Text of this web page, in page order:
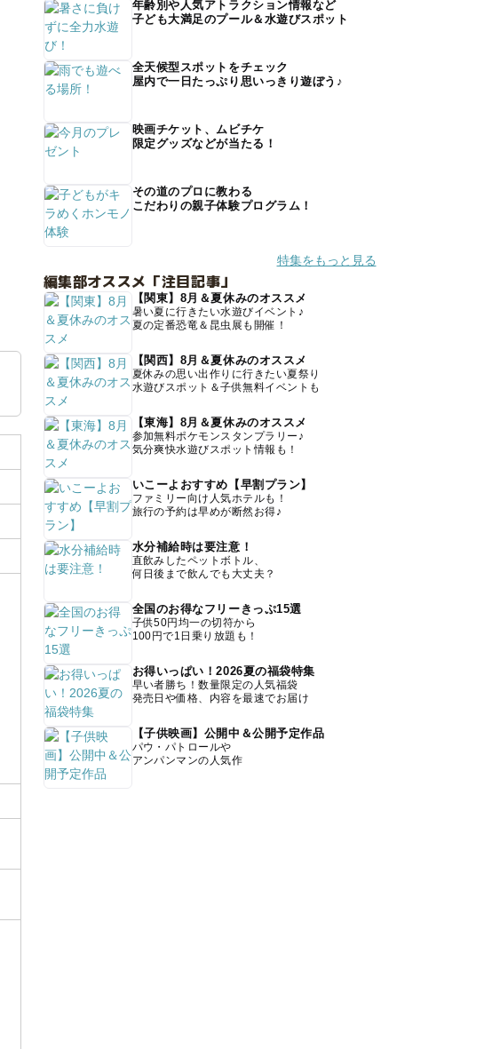
年齢別や人気アトラクション情報など
子ども大満足のプール＆水遊びスポット
全天候型スポットをチェック
屋内で一日たっぷり思いっきり遊ぼう♪
映画チケット、ムビチケ
限定グッズなどが当たる！
その道のプロに教わる
こだわりの親子体験プログラム！
特集をもっと見る
編集部オススメ「注目記事」
【関東】8月＆夏休みのオススメ
暑い夏に行きたい水遊びイベント♪
夏の定番恐竜＆昆虫展も開催！
【関西】8月＆夏休みのオススメ
夏休みの思い出作りに行きたい夏祭り
水遊びスポット＆子供無料イベントも
【東海】8月＆夏休みのオススメ
参加無料ポケモンスタンプラリー♪
気分爽快水遊びスポット情報も！
いこーよおすすめ【早割プラン】
ファミリー向け人気ホテルも！
旅行の予約は早めが断然お得♪
水分補給時は要注意！
直飲みしたペットボトル、
何日後まで飲んでも大丈夫？
全国のお得なフリーきっぷ15選
子供50円均一の切符から
100円で1日乗り放題も！
お得いっぱい！2026夏の福袋特集
早い者勝ち！数量限定の人気福袋
発売日や価格、内容を最速でお届け
【子供映画】公開中＆公開予定作品
パウ・パトロールや
アンパンマンの人気作